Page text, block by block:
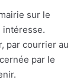
sur le
par courrier au
par le